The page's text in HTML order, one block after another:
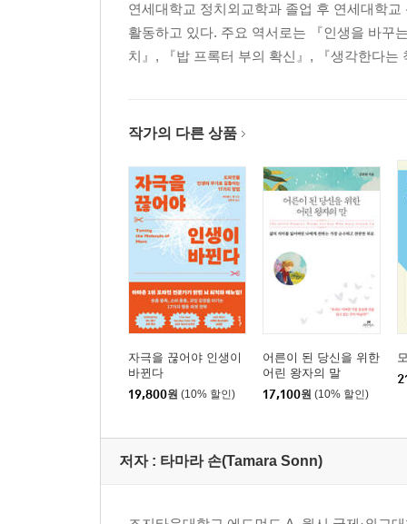
연세대학교 정치외교학과 졸업 후 연세대학
활동하고 있다. 주요 역서로는 『인생을 바꾸
치』, 『밥 프록터 부의 확신』, 『생각한다는
작가의 다른 상품
자극을 끊어야 인생이
바뀐다
19,800원 (10% 할인)
어른이 된 당신을 위한
어린 왕자의 말
17,100원 (10% 할인)
저자 : 타마라 손(Tamara Sonn)